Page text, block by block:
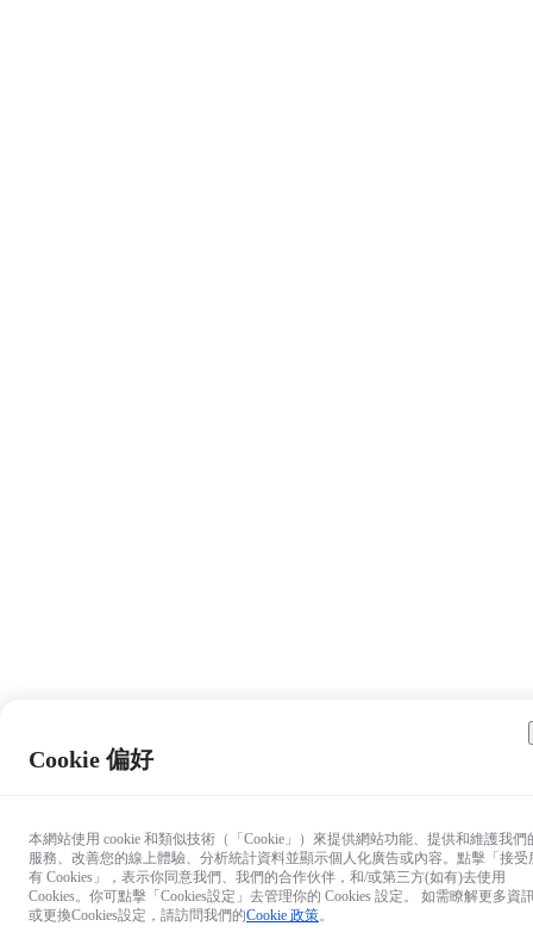
Cookie 偏好
本網站使用 cookie 和類似技術（「Cookie」）來提供網站功能、提供和維護我們
服務、改善您的線上體驗、分析統計資料並顯示個人化廣告或內容。點擊「接受
有 Cookies」，表示你同意我們、我們的合作伙伴，和/或第三方(如有)去使用
Cookies。你可點擊「Cookies設定」去管理你的 Cookies 設定。 如需瞭解更多資
或更換Cookies設定，請訪問我們的Cookie 政策。